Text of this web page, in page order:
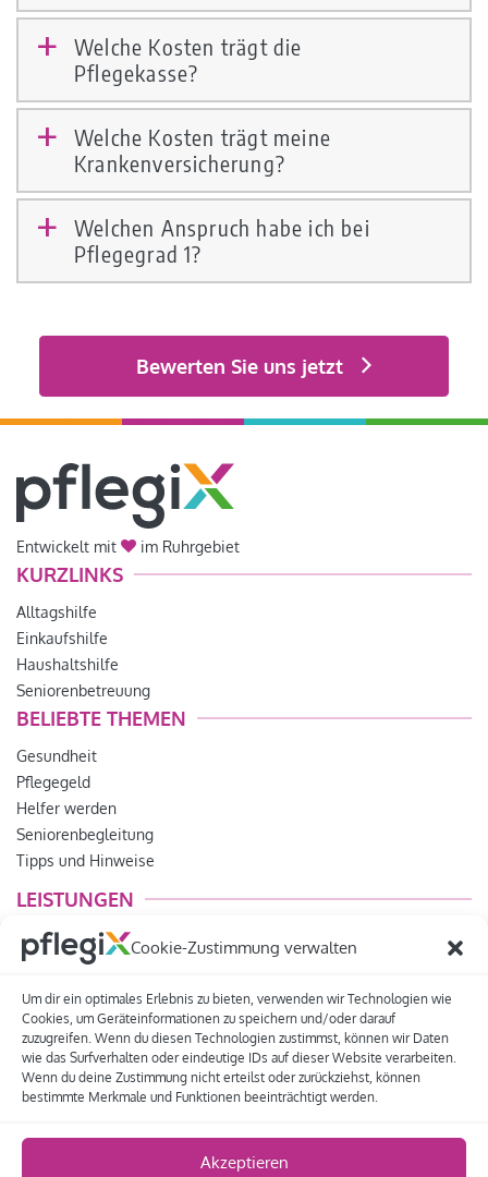
Cookie-Zustimmung verwalten
Um dir ein optimales Erlebnis zu bieten, verwenden wir Technologien wie
Cookies, um Geräteinformationen zu speichern und/oder darauf
zuzugreifen. Wenn du diesen Technologien zustimmst, können wir Daten
wie das Surfverhalten oder eindeutige IDs auf dieser Website verarbeiten.
Wenn du deine Zustimmung nicht erteilst oder zurückziehst, können
bestimmte Merkmale und Funktionen beeinträchtigt werden.
Akzeptieren
a
Welche Kosten trägt die
Pflegekasse?
a
Welche Kosten trägt meine
Krankenversicherung?
a
Welchen Anspruch habe ich bei
Pflegegrad 1?
Bewerten Sie uns jetzt
Entwickelt mit im Ruhrgebiet
KURZLINKS
Alltagshilfe
Einkaufshilfe
Haushaltshilfe
Seniorenbetreuung
BELIEBTE THEMEN
Gesundheit
Pflegegeld
Helfer werden
Seniorenbegleitung
Tipps und Hinweise
LEISTUNGEN
Lebensfreude
Betreuungsdienst
Pflegeberatung
Pflegedienst
für Pflegedienste
Impressum Datenschutz Häufige Fragen AGB Sitemap
© 2016 - 2026 Pflegix - Für Ihr Plus an Lebensqualität